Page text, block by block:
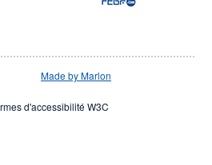
Made by Marlon
d'accessibilité W3C